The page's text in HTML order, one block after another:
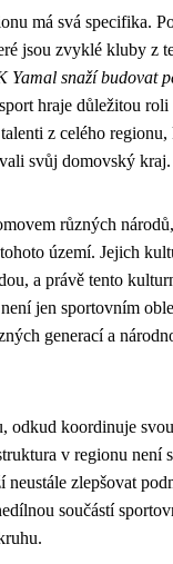
má svá specifika.
jsou zvyklé kluby z
Yamal snaží budovat
hraje důležitou
z celého
svůj domovský kraj.
různých
území. Jejich
a právě tento
jen sportovním
generací a
koordinuje
v regionu není
zlepšovat
součástí